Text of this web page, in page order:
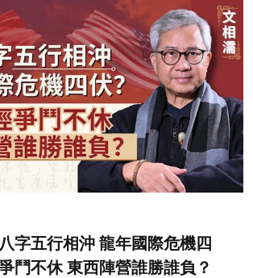
字五行相沖 龍年國際危機四
鬥不休 東西陣營誰勝誰負？